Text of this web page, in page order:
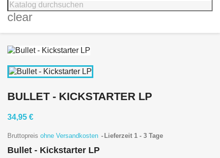
clear
BULLET - KICKSTARTER LP
34,95 €
Bruttopreis ohne Versandkosten Lieferzeit 1 - 3 Tage
Bullet - Kickstarter LP